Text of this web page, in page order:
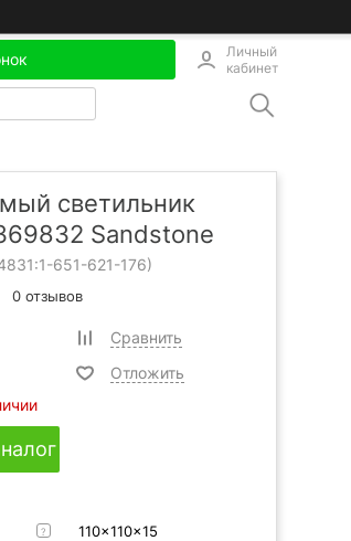
Личный
кабинет
светильник
Sandstone
1-651-621-176)
0 отзывов
Сравнить
Отложить
?
110x110x15